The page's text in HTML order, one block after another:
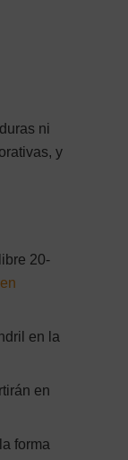
ni
y
20-
en la
en
forma